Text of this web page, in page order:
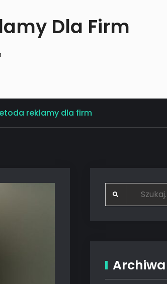
Dla Firm
reklamy dla firm
Search
for:
Archiwa